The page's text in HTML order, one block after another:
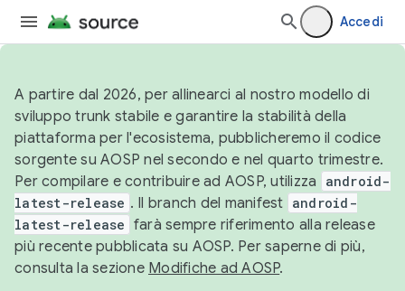
Accedi
A partire dal 2026, per allinearci al nostro modello di
sviluppo trunk stabile e garantire la stabilità della
piattaforma per l'ecosistema, pubblicheremo il codice
sorgente su AOSP nel secondo e nel quarto trimestre.
Per compilare e contribuire ad AOSP, utilizza
android-
latest-release . Il branch del manifest android-
latest-release farà sempre riferimento alla release
più recente pubblicata su AOSP. Per saperne di più,
consulta la sezione Modifiche ad AOSP.